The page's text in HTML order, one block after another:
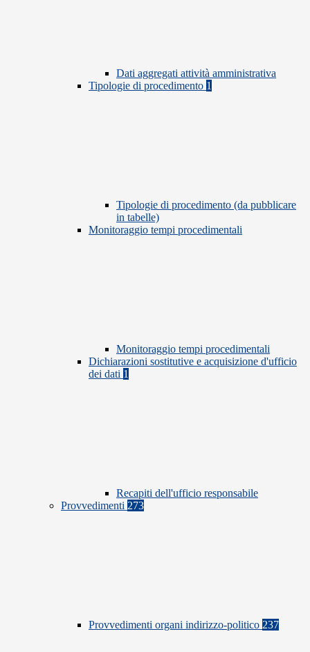
Dati aggregati attività amministrativa
Tipologie di procedimento 1
Tipologie di procedimento (da pubblicare
in tabelle)
Monitoraggio tempi procedimentali
Monitoraggio tempi procedimentali
Dichiarazioni sostitutive e acquisizione d'ufficio
dei dati 1
Recapiti dell'ufficio responsabile
Provvedimenti 273
Provvedimenti organi indirizzo-politico 237